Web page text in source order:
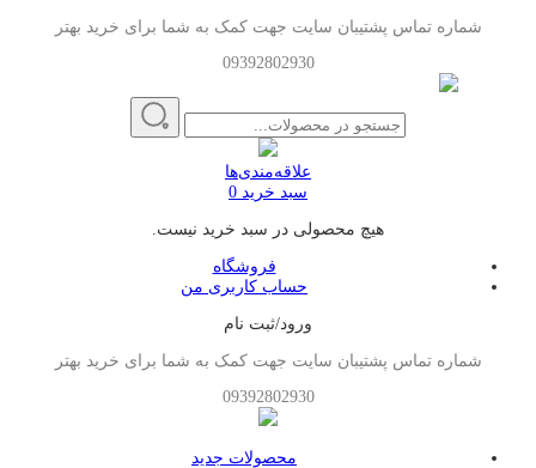
شماره تماس پشتیبان سایت جهت کمک به شما برای خرید بهتر
09392802930
علاقه‌مندی‌ها
سبد خرید 0
هیچ محصولی در سبد خرید نیست.
فروشگاه
حساب کاربری من
ورود/ثبت نام
شماره تماس پشتیبان سایت جهت کمک به شما برای خرید بهتر
09392802930
محصولات جدید